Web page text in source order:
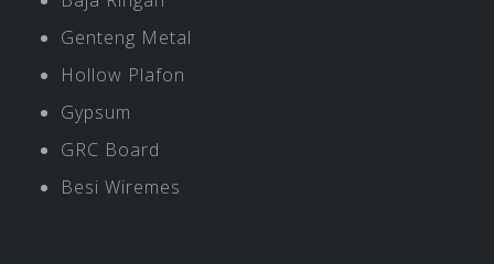
Genteng Metal
Hollow Plafon
Gypsum
GRC Board
Besi Wiremes